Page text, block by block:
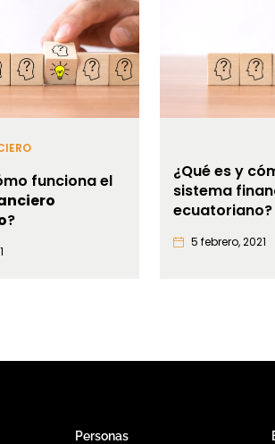
funciona el
?
¿Qué es y
sistema
ecuatoriano?
5 febrero, 2021
Personas